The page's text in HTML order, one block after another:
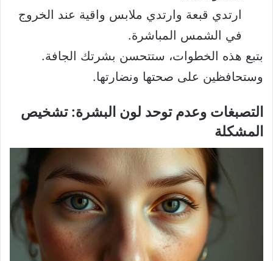
ارتدي قبعة وارتدي ملابس واقية عند الخروج
في الشمس المباشرة.
بتبع هذه الخطوات، ستتحسن بشرتك الجافة.
وستحافظين على صحتها ونضارتها.
التصبغات وعدم توحد لون البشرة: تشخيص
المشكلة